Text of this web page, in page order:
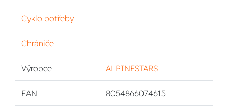
Cyklo potřeby
Chrániče
Výrobce ALPINESTARS
EAN 8054866074615